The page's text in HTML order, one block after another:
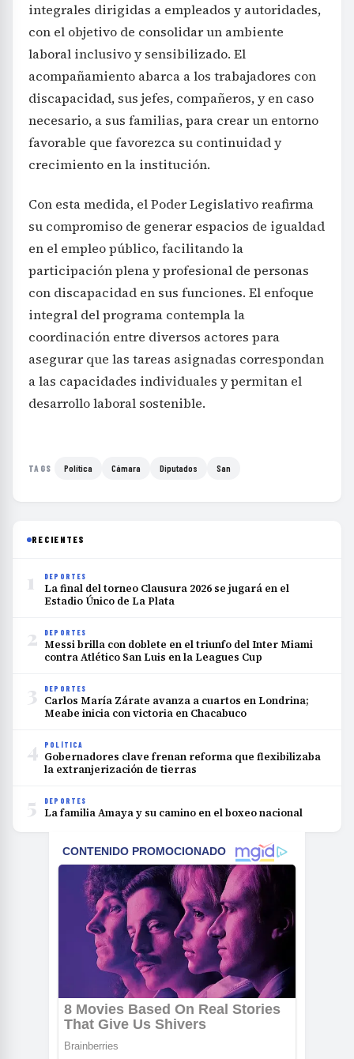
integrales dirigidas a empleados y autoridades,
con el objetivo de consolidar un ambiente
laboral inclusivo y sensibilizado. El
acompañamiento abarca a los trabajadores con
discapacidad, sus jefes, compañeros, y en caso
necesario, a sus familias, para crear un entorno
favorable que favorezca su continuidad y
crecimiento en la institución.
Con esta medida, el Poder Legislativo reafirma
su compromiso de generar espacios de igualdad
en el empleo público, facilitando la
participación plena y profesional de personas
con discapacidad en sus funciones. El enfoque
integral del programa contempla la
coordinación entre diversos actores para
asegurar que las tareas asignadas correspondan
a las capacidades individuales y permitan el
desarrollo laboral sostenible.
TAGS Política Cámara Diputados San
RECIENTES
1 DEPORTES
La final del torneo Clausura 2026 se jugará en el
Estadio Único de La Plata
2 DEPORTES
Messi brilla con doblete en el triunfo del Inter Miami
contra Atlético San Luis en la Leagues Cup
3 DEPORTES
Carlos María Zárate avanza a cuartos en Londrina;
Meabe inicia con victoria en Chacabuco
4 POLÍTICA
Gobernadores clave frenan reforma que flexibilizaba
la extranjerización de tierras
5 DEPORTES
La familia Amaya y su camino en el boxeo nacional